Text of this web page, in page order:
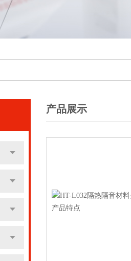
产品展示